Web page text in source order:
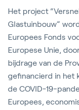
Het project
Glastuinbouw”
Europees Fonds
Europese Unie,
bijdrage van de
gefinancierd in het
de COVID-19-
Europees,